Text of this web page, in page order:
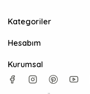
Kategoriler
Hesabım
Kurumsal